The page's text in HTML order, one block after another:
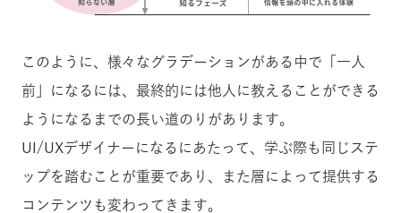
このように、様々なグラデーションがある中で「一人
前」になるには、最終的には他人に教えることができる
ようになるまでの長い道のりがあります。
UI/UXデザイナーになるにあたって、学ぶ際も同じステ
ップを踏むことが重要であり、また層によって提供する
コンテンツも変わってきます。